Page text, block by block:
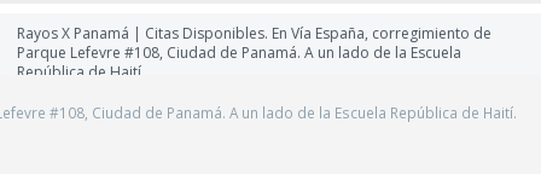
Rayos X Panamá | Citas Disponibles. En Vía España, corregimiento de
Parque Lefevre #108, Ciudad de Panamá. A un lado de la Escuela
República de Haití.
#108, Ciudad de Panamá. A un lado de la Escuela República de Haití.